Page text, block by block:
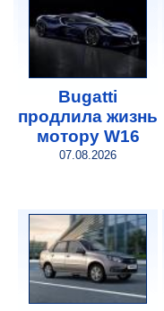
Bugatti
продлила жизнь
мотору W16
07.08.2026